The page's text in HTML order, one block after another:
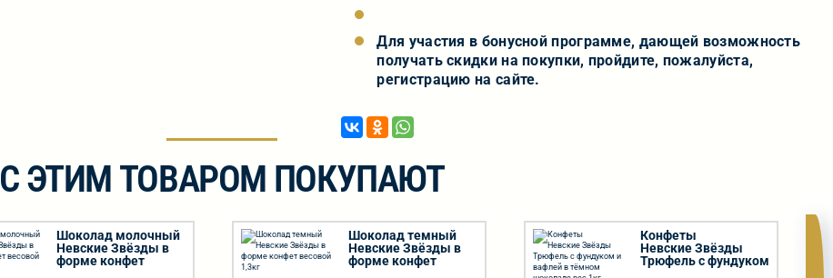
Для участия в бонусной программе, дающей возможность
получать скидки на покупки, пройдите, пожалуйста,
регистрацию на сайте.
С ЭТИМ ТОВАРОМ ПОКУПАЮТ
Шоколад молочный
Невские Звёзды в
форме конфет
Шоколад темный
Невские Звёзды в
форме конфет
Конфеты
Невские Звёзды
Трюфель с фундуком